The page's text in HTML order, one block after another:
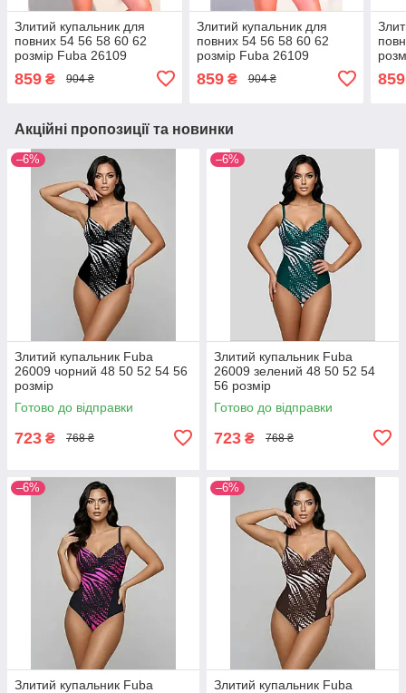
Злитий купальник для
повних 54 56 58 60 62
розмір Fuba 26109
859 ₴ 904 ₴
Злитий купальник для
повних 54 56 58 60 62
розмір Fuba 26109
859₴ 904 ₴ 859
Акційні пропозиції та новинки
–6%
Злитий купальник Fuba
26009 чорний 48 50 52 54 56
розмір
Готово до відправки
723 ₴ 768 ₴
–6%
Злитий купальник Fuba
26009 зелений 48 50 52 54
56 розмір
Готово до відправки
723 ₴ 768 ₴
–6%
Злитий купальник Fuba
–6%
Злитий купальник Fuba